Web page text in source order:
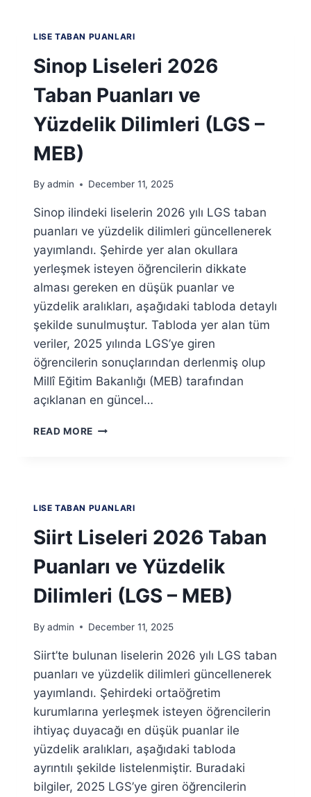
DILIMLERI
(LGS
–
MEB)
LISE TABAN PUANLARI
Sinop Liseleri 2026
Taban Puanları ve
Yüzdelik Dilimleri (LGS –
MEB)
By admin December 11, 2025
Sinop ilindeki liselerin 2026 yılı LGS taban
puanları ve yüzdelik dilimleri güncellenerek
yayımlandı. Şehirde yer alan okullara
yerleşmek isteyen öğrencilerin dikkate
alması gereken en düşük puanlar ve
yüzdelik aralıkları, aşağıdaki tabloda detaylı
şekilde sunulmuştur. Tabloda yer alan tüm
veriler, 2025 yılında LGS’ye giren
öğrencilerin sonuçlarından derlenmiş olup
Millî Eğitim Bakanlığı (MEB) tarafından
açıklanan en güncel…
READ MORE SINOP
DILIMLERI
(LGS
MEB)
LISE TABAN PUANLARI
Siirt Liseleri 2026 Taban
Puanları ve Yüzdelik
Dilimleri (LGS – MEB)
By admin December 11, 2025
Siirt’te bulunan liselerin 2026 yılı LGS taban
puanları ve yüzdelik dilimleri güncellenerek
yayımlandı. Şehirdeki ortaöğretim
kurumlarına yerleşmek isteyen öğrencilerin
ihtiyaç duyacağı en düşük puanlar ile
yüzdelik aralıkları, aşağıdaki tabloda
ayrıntılı şekilde listelenmiştir. Buradaki
bilgiler, 2025 LGS’ye giren öğrencilerin